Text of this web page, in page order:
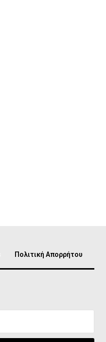
Πολιτική Απορρήτου